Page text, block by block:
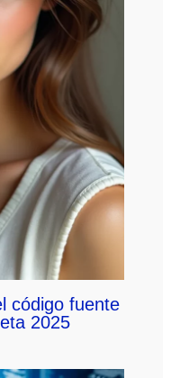
código fuente
2025